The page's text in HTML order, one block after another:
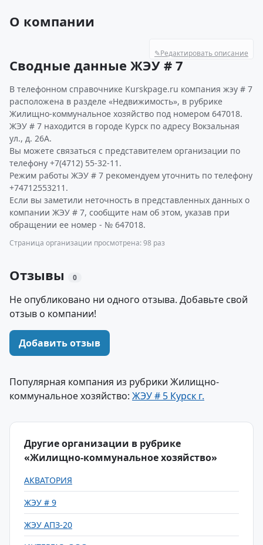
О компании
✎Редактировать описание
Сводные данные ЖЭУ # 7
В телефонном справочнике Kurskpage.ru компания жэу # 7
расположена в разделе «Недвижимость», в рубрике
Жилищно-коммунальное хозяйство под номером 647018.
ЖЭУ # 7 находится в городе Курск по адресу Вокзальная
ул., д. 26А.
Вы можете связаться с представителем организации по
телефону +7(4712) 55-32-11.
Режим работы ЖЭУ # 7 рекомендуем уточнить по телефону
+74712553211.
Если вы заметили неточность в представленных данных о
компании ЖЭУ # 7, сообщите нам об этом, указав при
обращении ее номер - № 647018.
Страница организации просмотрена: 98 раз
Отзывы 0
Не опубликовано ни одного отзыва. Добавьте свой
отзыв о компании!
Добавить отзыв
Популярная компания из рубрики Жилищно-
коммунальное хозяйство: ЖЭУ # 5 Курск г.
Другие организации в рубрике
«Жилищно-коммунальное хозяйство»
АКВАТОРИЯ
ЖЭУ # 9
ЖЭУ АПЗ-20